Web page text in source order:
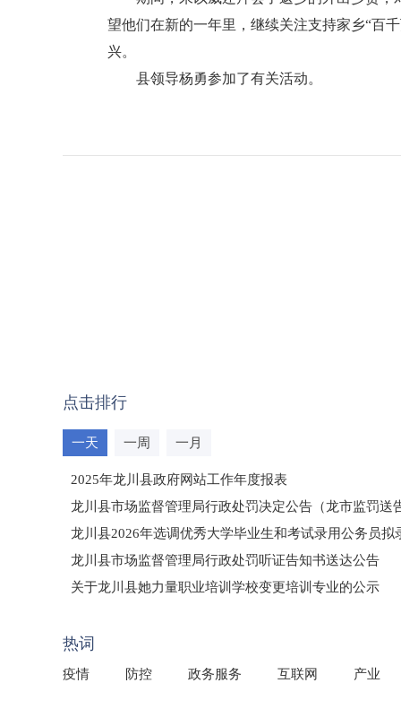
望他们在新的一年里，继续关注支持家乡“百
兴。
县领导杨勇参加了有关活动。
点击排行
一天 一周 一月
2025年龙川县政府网站工作年度报表
龙川县市场监督管理局行政处罚决定公告（龙市监罚送
龙川县2026年选调优秀大学毕业生和考试录用公务员拟
龙川县市场监督管理局行政处罚听证告知书送达公告
（龙市监罚送告〔2026〕71号）
关于龙川县她力量职业培训学校变更培训专业的公示
热词
疫情 防控 政务服务 互联网 产业